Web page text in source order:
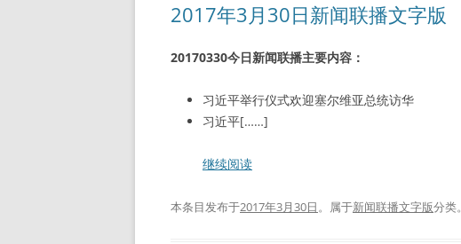
2017年3月30日新闻联播文字版
20170330今日新闻联播主要内容：
习近平举行仪式欢迎塞尔维亚总统访华
习近平[……]
继续阅读
本条目发布于2017年3月30日。属于新闻联播文字版分类。